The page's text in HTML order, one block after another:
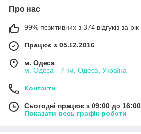
Про нас
99% позитивних з 374 відгуків за рік
Працює з 05.12.2016
м. Одеса
м. Одеса - 7 км, Одеса, Україна
Контакти
Сьогодні працює з 09:00 до 16:00
Показати весь графік роботи